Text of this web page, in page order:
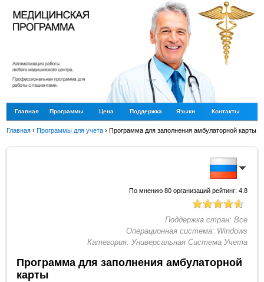
Главная Программы Цена Поддержка Языки Контакты
Главная ›Программы для учета ›Программа для заполнения амбулаторной карты
По мнению 80организаций рейтинг: 4.8
Поддержка стран: Все
Операционная система: Windows
Категория: Универсальная Система Учета
Программа для заполнения амбулаторной
карты